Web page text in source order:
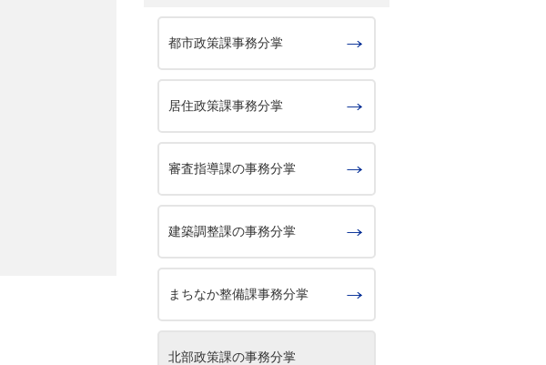
都市政策課事務分掌
居住政策課事務分掌
審査指導課の事務分掌
建築調整課の事務分掌
まちなか整備課事務分掌
北部政策課の事務分掌